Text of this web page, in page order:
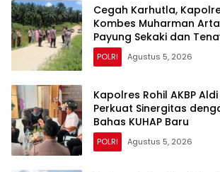
Cegah Karhutla,
Kombes Muharman
Payung Sekaki dan
POLRI Agustus 5, 2026
Kapolres Rohil AKBP
Perkuat Sinergitas
Bahas KUHAP Baru
POLRI Agustus 5, 2026